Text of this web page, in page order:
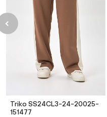
Triko SS24CL3-24-20025-
151477